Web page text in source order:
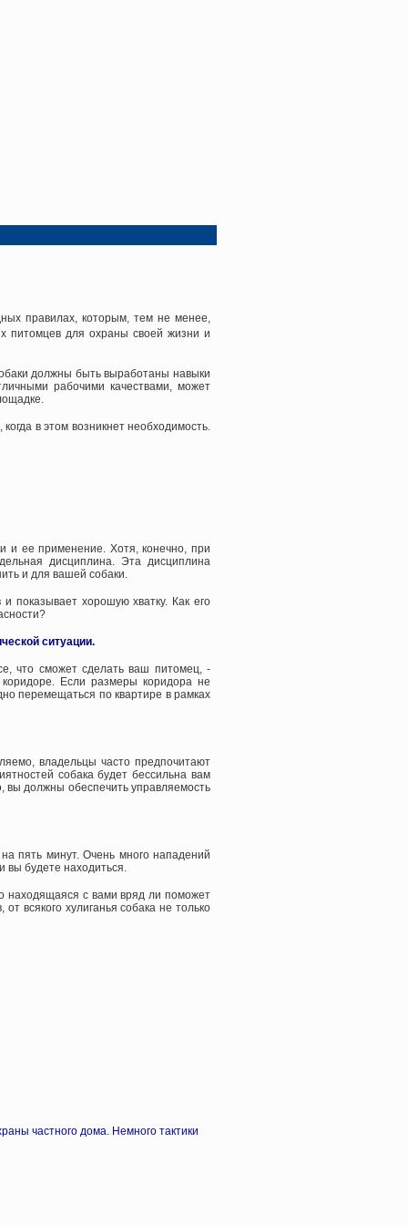
правилах, которым, тем не менее,
питомцев для охраны своей жизни и
должны быть выработаны навыки
рабочими качествами, может
в этом возникнет необходимость.
и ее применение. Хотя, конечно, при
дисциплина. Эта дисциплина
и для вашей собаки.
показывает хорошую хватку. Как его
ситуации.
что сможет сделать ваш питомец, -
Если размеры коридора не
перемещаться по квартире в рамках
владельцы часто предпочитают
собака будет бессильна вам
вы должны обеспечить управляемость
пять минут. Очень много нападений
вы будете находиться.
находящаяся с вами вряд ли поможет
всякого хулиганья собака не только
частного дома. Немного тактики